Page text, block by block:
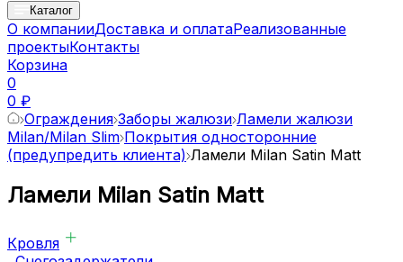
Каталог
О компанииДоставка и оплатаРеализованные
проектыКонтакты
Корзина
0
0 ₽
Ограждения Заборы жалюзи Ламели жалюзи
Milan/Milan Slim Покрытия односторонние
(предупредить клиента) Ламели Milan Satin Matt
Ламели Milan Satin Matt
Кровля